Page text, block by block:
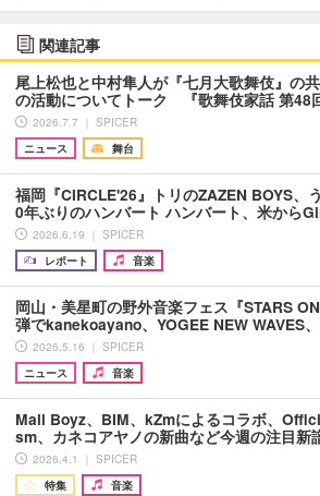
関連記事
尾上松也と中村隼人が『七月大歌舞伎』の
の活動についてトーク 『歌舞伎家話 第48
2026.7.7 ｜ SPICER
ニュース
舞台
福岡『CIRCLE'26』トリのZAZEN BOYS、
0年ぶりのハンバート ハンバート、米から
2026.6.19 ｜ SPICER
レポート
音楽
岡山・美星町の野外音楽フェス『STARS
弾でkanekoayano、YOGEE NEW WAVES
2026.5.16 ｜ SPICER
ニュース
音楽
Mall Boyz、BIM、kZmによるコラボ、
sm、カネコアヤノの新曲など今週の注目
2026.4.1 ｜ SPICER
特集
音楽